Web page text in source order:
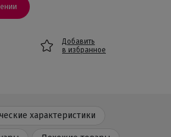
Добавить
в избранное
характеристики